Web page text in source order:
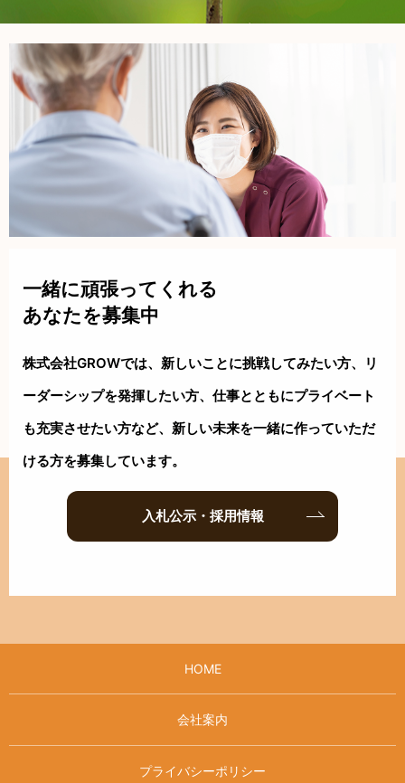
一緒に頑張ってくれる
あなたを募集中
株式会社GROWでは、新しいことに挑戦してみたい方、リ
ーダーシップを発揮したい方、仕事とともにプライベート
も充実させたい方など、新しい未来を一緒に作っていただ
ける方を募集しています。
入札公示・採用情報
HOME
会社案内
プライバシーポリシー